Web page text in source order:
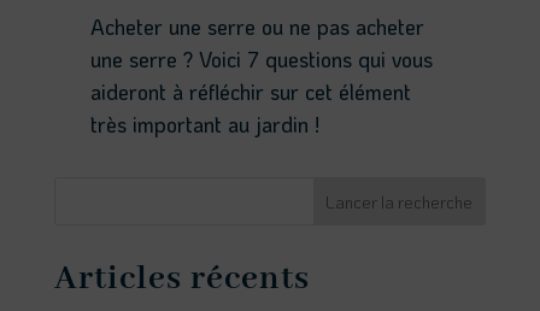
Acheter une serre ou ne pas acheter
une serre ? Voici 7 questions qui vous
aideront à réfléchir sur cet élément
très important au jardin !
Lancer la recherche
Articles récents